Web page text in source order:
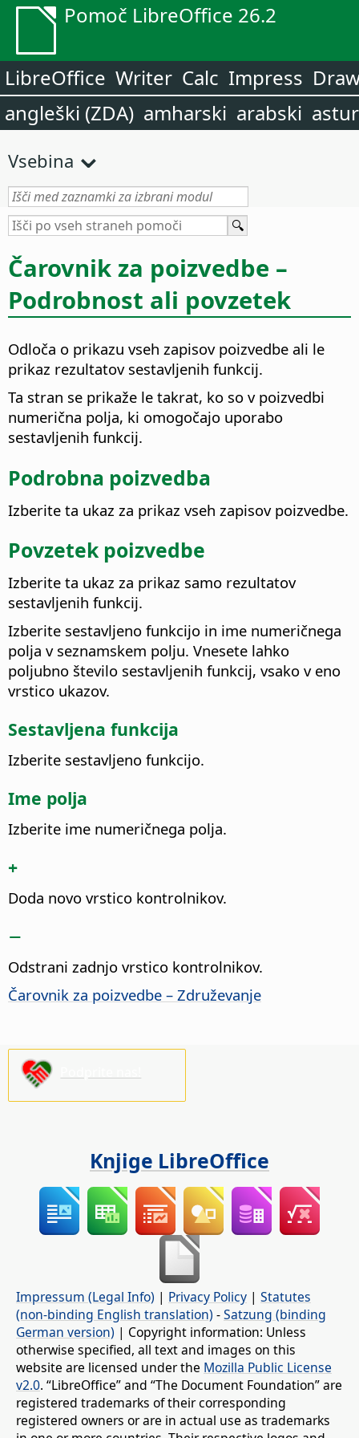
Pomoč LibreOffice 26.2
LibreOffice Writer Calc Impress
angleški (ZDA) amharski arabski
Vsebina
Čarovnik za poizvedbe –
Podrobnost ali povzetek
Odloča o prikazu vseh zapisov poizvedbe ali le
prikaz rezultatov sestavljenih funkcij.
Ta stran se prikaže le takrat, ko so v poizvedbi
numerična polja, ki omogočajo uporabo
sestavljenih funkcij.
Podrobna poizvedba
Izberite ta ukaz za prikaz vseh zapisov poizvedbe.
Povzetek poizvedbe
Izberite ta ukaz za prikaz samo rezultatov
sestavljenih funkcij.
Izberite sestavljeno funkcijo in ime numeričnega
polja v seznamskem polju. Vnesete lahko
poljubno število sestavljenih funkcij, vsako v eno
vrstico ukazov.
Sestavljena funkcija
Izberite sestavljeno funkcijo.
Ime polja
Izberite ime numeričnega polja.
+
Doda novo vrstico kontrolnikov.
−
Odstrani zadnjo vrstico kontrolnikov.
Čarovnik za poizvedbe – Združevanje
Knjige LibreOffice
Impressum (Legal Info) | Privacy Policy | Statutes
(non-binding English translation) -Satzung (binding
German version) | Copyright information: Unless
otherwise specified, all text and images on this
website are licensed under the Mozilla Public License
v2.0. “LibreOffice” and “The Document Foundation” are
registered trademarks of their corresponding
registered owners or are in actual use as trademarks